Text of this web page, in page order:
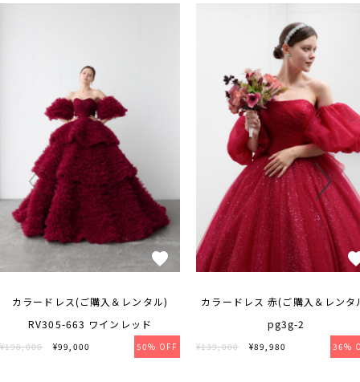
カラードレス(ご購入＆レンタル)
RV305-663 ワインレッド
¥198,000 ¥99,000 50% OFF
カラードレス 赤(ご購入＆レンタ
pg3g-2
¥139,000 ¥89,980 36%